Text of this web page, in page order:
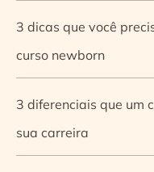
3 dicas que você
curso newborn
3 diferenciais que um
sua carreira